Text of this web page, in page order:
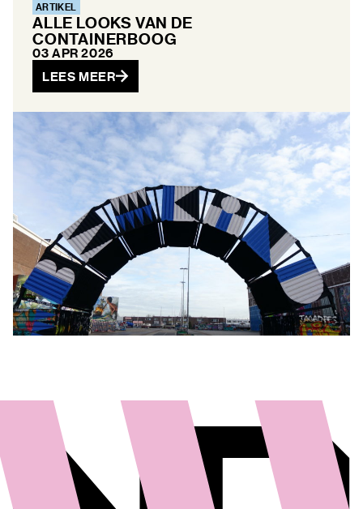
ARTIKEL
ALLE LOOKS VAN DE
CONTAINERBOOG
03 APR 2026
LEES MEER